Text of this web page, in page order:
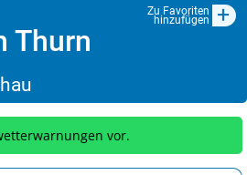
Zu Favoriten
hinzufügen +
Thurn
vor.